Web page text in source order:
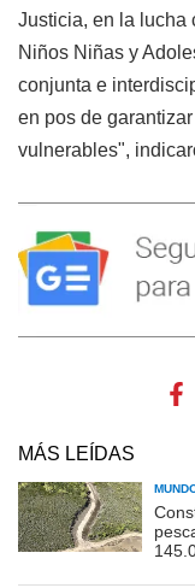
Justicia, en la lucha
Niños Niñas y
conjunta e
en pos de
vulnerables",
MÁS LEÍDAS